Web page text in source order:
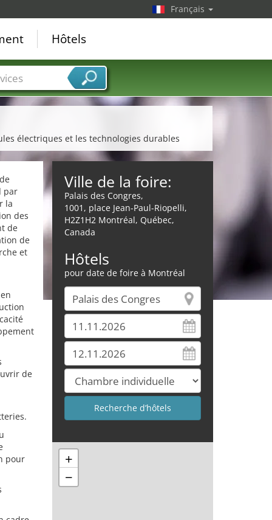
électriques et les technologies durables
par
la
des
de
de
et
de
pour
Ville de la foire:
Palais des Congres,
1001, place Jean-Paul-Riopelli,
H2Z1H2 Montréal, Québec,
Canada
Hôtels
pour date de foire à Montréal
+
−
Français
Hôtels